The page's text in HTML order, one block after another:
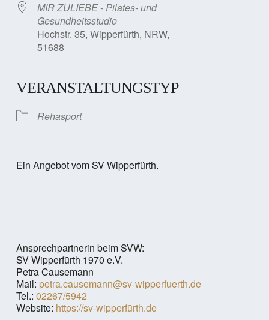
MIR ZULIEBE - Pilates- und
Gesundheitsstudio
Hochstr. 35, Wipperfürth, NRW,
51688
VERANSTALTUNGSTYP
Rehasport
Ein Angebot vom SV Wipperfürth.
Ansprechpartnerin beim SVW:
SV Wipperfürth 1970 e.V.
Petra Causemann
Mail: petra.causemann@sv-wipperfuerth.de
Tel.: 02267/5942
Website: https://sv-wipperfürth.de